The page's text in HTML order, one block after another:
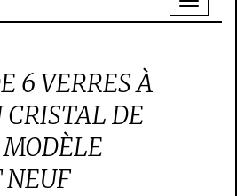
6 VERRES À
DE
NEUF